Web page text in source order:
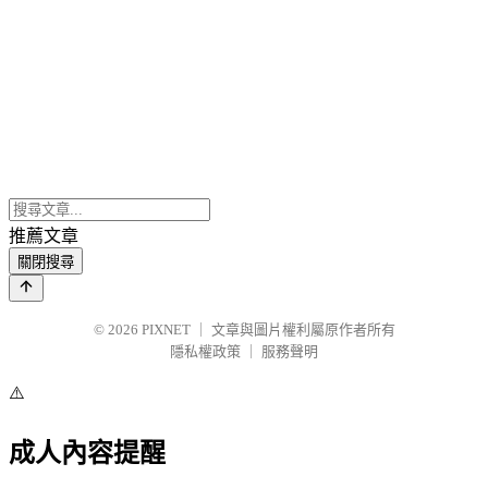
推薦文章
關閉搜尋
© 2026 PIXNET
文章與圖片權利屬原作者所有
隱私權政策
服務聲明
⚠️
成人內容提醒